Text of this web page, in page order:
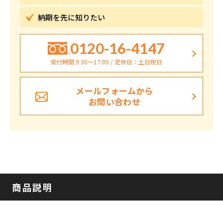
納期を先に知りたい
0120-16-4147
受付時間 9:30〜17:00 / 定休日：土日祝日
メールフォームから
お問い合わせ
商品説明